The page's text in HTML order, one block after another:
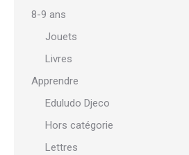
8-9 ans
Jouets
Livres
Apprendre
Eduludo Djeco
Hors catégorie
Lettres